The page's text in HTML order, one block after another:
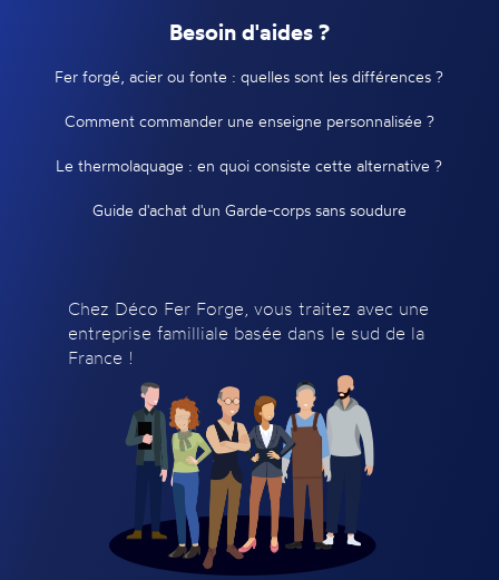
Besoin d'aides ?
Fer forgé, acier ou fonte : quelles sont les différences ?
Comment commander une enseigne personnalisée ?
Le thermolaquage : en quoi consiste cette alternative ?
Guide d'achat d'un Garde-corps sans soudure
Chez Déco Fer Forge, vous traitez avec une
entreprise familliale basée dans le sud de la
France !